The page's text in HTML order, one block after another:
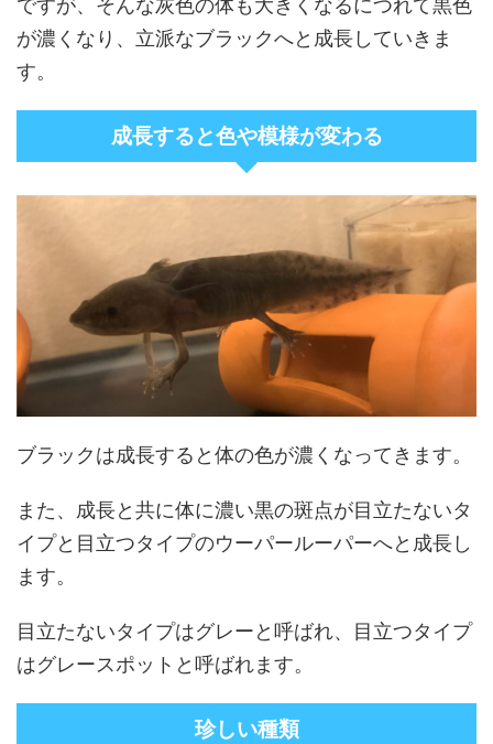
ですが、そんな灰色の体も大きくなるにつれて黒色
が濃くなり、立派なブラックへと成長していきま
す。
成長すると色や模様が変わる
ブラックは成長すると体の色が濃くなってきます。
また、成長と共に体に濃い黒の斑点が目立たないタ
イプと目立つタイプのウーパールーパーへと成長し
ます。
目立たないタイプはグレーと呼ばれ、目立つタイプ
はグレースポットと呼ばれます。
珍しい種類